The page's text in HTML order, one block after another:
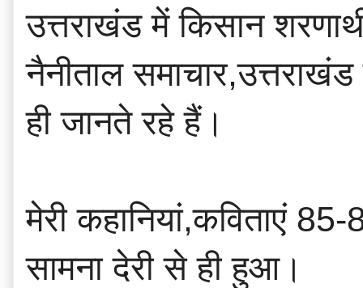
उत्तराखंड में किसान
नैनीताल
ही जानते रहे हैं।
मेरी कहानियां,कविताएं
सामना देरी से ही हुआ।